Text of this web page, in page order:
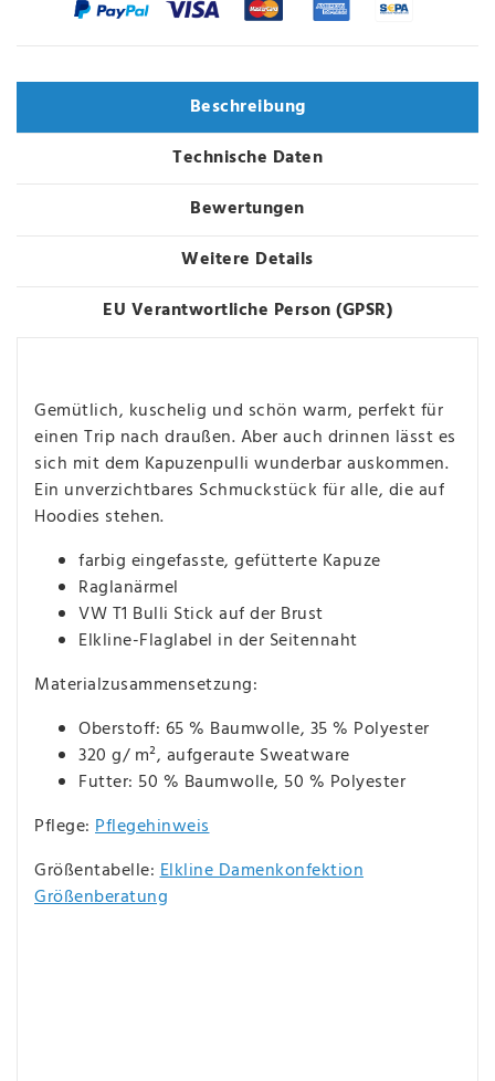
Beschreibung
Technische Daten
Bewertungen
Weitere Details
EU Verantwortliche Person (GPSR)
Gemütlich, kuschelig und schön warm, perfekt für
einen Trip nach draußen. Aber auch drinnen lässt es
sich mit dem Kapuzenpulli wunderbar auskommen.
Ein unverzichtbares Schmuckstück für alle, die auf
Hoodies stehen.
farbig eingefasste, gefütterte Kapuze
Raglanärmel
VW T1 Bulli Stick auf der Brust
Elkline-Flaglabel in der Seitennaht
Materialzusammensetzung:
Oberstoff: 65 % Baumwolle, 35 % Polyester
320 g/ m², aufgeraute Sweatware
Futter: 50 % Baumwolle, 50 % Polyester
Pflege: Pflegehinweis
Größentabelle:Elkline Damenkonfektion
Größenberatung